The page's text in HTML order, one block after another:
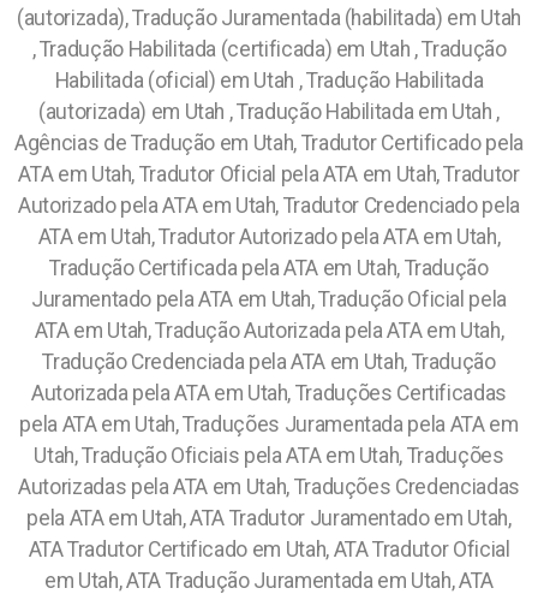
(autorizada), Tradução Juramentada (habilitada) em Utah
, Tradução Habilitada (certificada) em Utah , Tradução
Habilitada (oficial) em Utah , Tradução Habilitada
(autorizada) em Utah , Tradução Habilitada em Utah ,
Agências de Tradução em Utah, Tradutor Certificado pela
ATA em Utah, Tradutor Oficial pela ATA em Utah, Tradutor
Autorizado pela ATA em Utah, Tradutor Credenciado pela
ATA em Utah, Tradutor Autorizado pela ATA em Utah,
Tradução Certificada pela ATA em Utah, Tradução
Juramentado pela ATA em Utah, Tradução Oficial pela
ATA em Utah, Tradução Autorizada pela ATA em Utah,
Tradução Credenciada pela ATA em Utah, Tradução
Autorizada pela ATA em Utah, Traduções Certificadas
pela ATA em Utah, Traduções Juramentada pela ATA em
Utah, Tradução Oficiais pela ATA em Utah, Traduções
Autorizadas pela ATA em Utah, Traduções Credenciadas
pela ATA em Utah, ATA Tradutor Juramentado em Utah,
ATA Tradutor Certificado em Utah, ATA Tradutor Oficial
em Utah, ATA Tradução Juramentada em Utah, ATA